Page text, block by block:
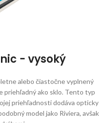
- vysoký
alebo čiastočne vyplnený
priehľadný ako sklo. Tento typ
priehľadnosti dodáva opticky
model jako Riviera, avšak